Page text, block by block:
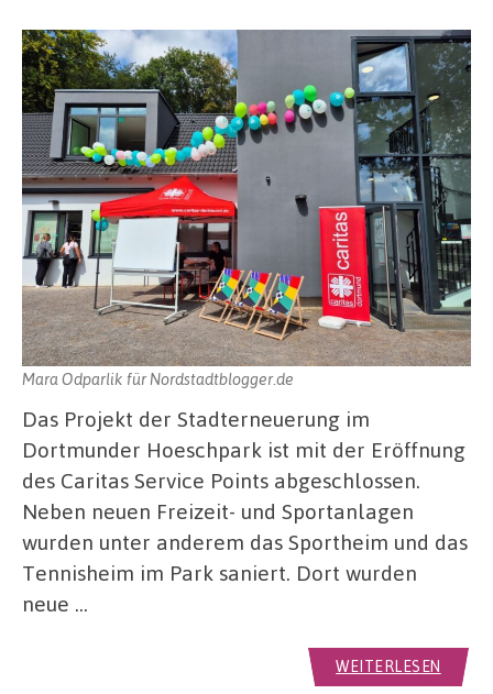
Mara Odparlik für Nordstadtblogger.de
Das Projekt der Stadterneuerung im
Dortmunder Hoeschpark ist mit der Eröffnung
des Caritas Service Points abgeschlossen.
Neben neuen Freizeit- und Sportanlagen
wurden unter anderem das Sportheim und das
Tennisheim im Park saniert. Dort wurden
neue …
WEITERLESEN